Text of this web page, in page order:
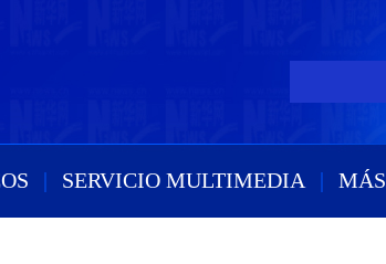
| SERVICIO MULTIMEDIA | MÁS